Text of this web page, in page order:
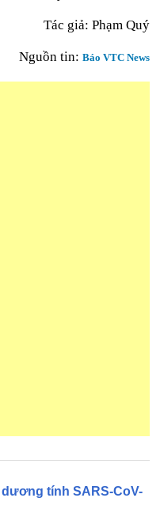
Tác giả: Phạm Quý
Nguồn tin: Báo VTC News
dương tính SARS-CoV-